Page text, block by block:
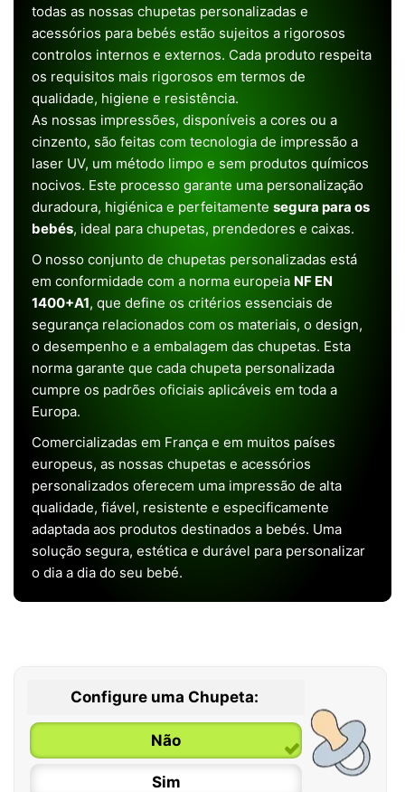
todas as nossas chupetas personalizadas e
acessórios para bebés estão sujeitos a rigorosos
controlos internos e externos. Cada produto respeita
os requisitos mais rigorosos em termos de
qualidade, higiene e resistência.
As nossas impressões, disponíveis a cores ou a
cinzento, são feitas com tecnologia de impressão a
laser UV, um método limpo e sem produtos químicos
nocivos. Este processo garante uma personalização
duradoura, higiénica e perfeitamente segura para os
bebés, ideal para chupetas, prendedores e caixas.
O nosso conjunto de chupetas personalizadas está
em conformidade com a norma europeia NF EN
1400+A1, que define os critérios essenciais de
segurança relacionados com os materiais, o design,
o desempenho e a embalagem das chupetas. Esta
norma garante que cada chupeta personalizada
cumpre os padrões oficiais aplicáveis em toda a
Europa.
Comercializadas em França e em muitos países
europeus, as nossas chupetas e acessórios
personalizados oferecem uma impressão de alta
qualidade, fiável, resistente e especificamente
adaptada aos produtos destinados a bebés. Uma
solução segura, estética e durável para personalizar
o dia a dia do seu bebé.
Configure uma Chupeta:
Não
Sim